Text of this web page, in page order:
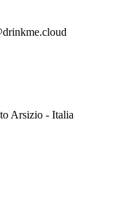
Arsizio - Italia